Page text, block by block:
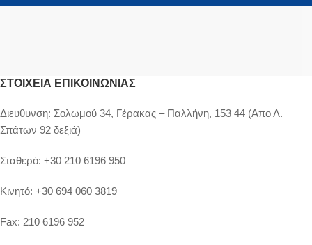
ΣΤΟΙΧΕΊΑ ΕΠΙΚΟΙΝΩΝΊΑΣ
Διευθυνση: Σολωμού 34, Γέρακας – Παλλήνη, 153 44 (Απο Λ.
Σπάτων 92 δεξιά)
Σταθερό: +30 210 6196 950
Κινητό: +30 694 060 3819
Fax: 210 6196 952